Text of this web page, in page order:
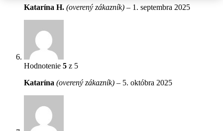
Katarína H. (overený zákazník) – 1. septembra 2025
Hodnotenie 5 z 5
Katarína (overený zákazník) – 5. októbra 2025